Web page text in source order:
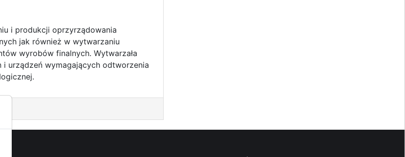
i produkcji oprzyrządowania
jak również w wytwarzaniu
wyrobów finalnych. Wytwarzała
urządzeń wymagających odtworzenia